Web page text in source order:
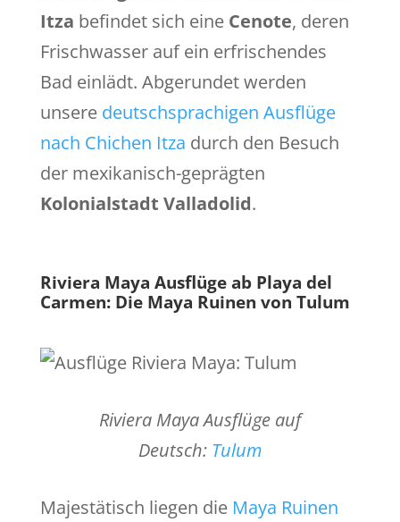
Itza befindet sich eine Cenote, deren
Frischwasser auf ein erfrischendes
Bad einlädt. Abgerundet werden
unsere deutschsprachigen Ausflüge
nach Chichen Itza durch den Besuch
der mexikanisch-geprägten
Kolonialstadt Valladolid.
Riviera Maya Ausflüge ab Playa del
Carmen: Die Maya Ruinen von Tulum
Riviera Maya Ausflüge auf
Deutsch: Tulum
Majestätisch liegen die Maya Ruinen